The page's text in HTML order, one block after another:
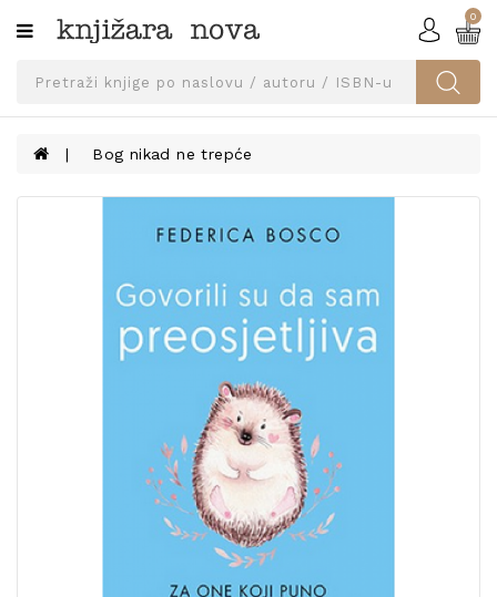
Kategorije
SVEUČILIŠNA
UDŽBENICI
KNJIGE
0
Bog nikad ne trepće